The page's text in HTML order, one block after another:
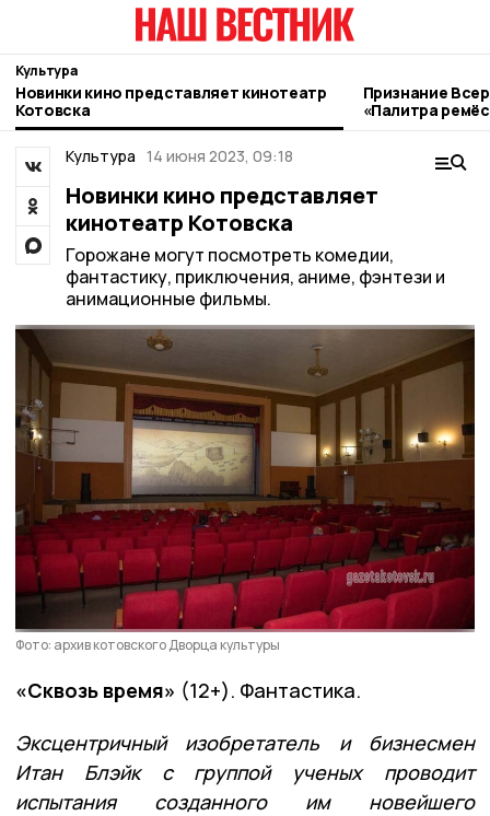
Культура
Новинки кино представляет кинотеатр
Котовска
Признание
«Палитра
котовские
Культура 14 июня 2023, 09:18
Новинки кино представляет
кинотеатр Котовска
Горожане могут посмотреть комедии,
фантастику, приключения, аниме, фэнтези и
анимационные фильмы.
Фото: архив котовского Дворца культуры
«Сквозь время» (12+). Фантастика.
Эксцентричный изобретатель и бизнесмен
Итан Блэйк с группой ученых проводит
испытания созданного им новейшего